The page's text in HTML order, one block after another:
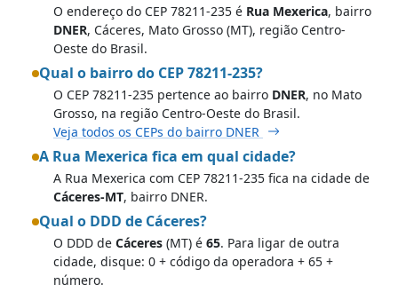
O endereço do CEP 78211-235 é Rua Mexerica, bairro
DNER, Cáceres, Mato Grosso (MT), região Centro-
Oeste do Brasil.
Qual o bairro do CEP 78211-235?
O CEP 78211-235 pertence ao bairro DNER, no Mato
Grosso, na região Centro-Oeste do Brasil.
Veja todos os CEPs do bairro DNER
A Rua Mexerica fica em qual cidade?
A Rua Mexerica com CEP 78211-235 fica na cidade de
Cáceres-MT, bairro DNER.
Qual o DDD de Cáceres?
O DDD de Cáceres (MT) é 65. Para ligar de outra
cidade, disque: 0 + código da operadora + 65 +
número.